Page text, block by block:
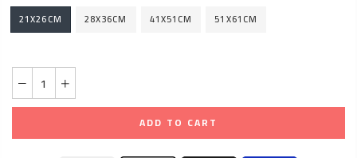
21X26CM 28X36CM 41X51CM 51X61CM
ADD TO CART